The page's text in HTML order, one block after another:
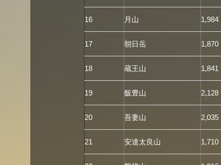
16 月山 1,984
17 朝日岳 1,870
18 蔵王山 1,841
19 飯豊山 2,128
20 吾妻山 2,035
21 安達太良山 1,710